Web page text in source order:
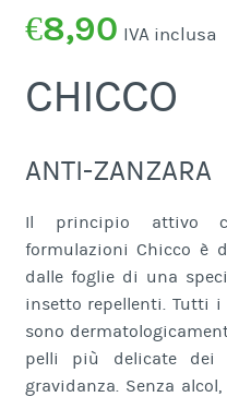
€8,90 IVA inclusa
CHICCO
ANTI-ZANZARA
Il principio attivo
formulazioni Chicco è
dalle foglie di una
insetto repellenti. Tutti
sono
pelli più delicate dei
gravidanza. Senza